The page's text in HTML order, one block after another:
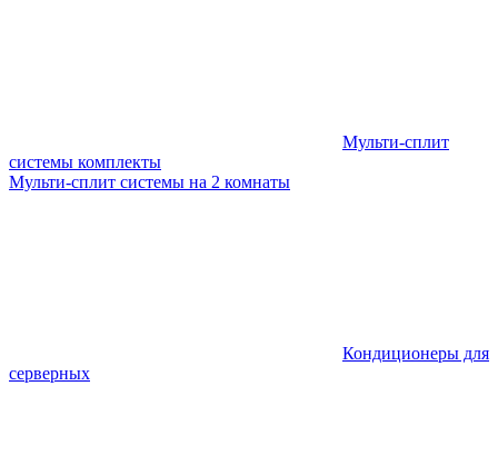
Мульти-сплит
системы комплекты
Мульти-сплит системы на 2 комнаты
Кондиционеры для
серверных